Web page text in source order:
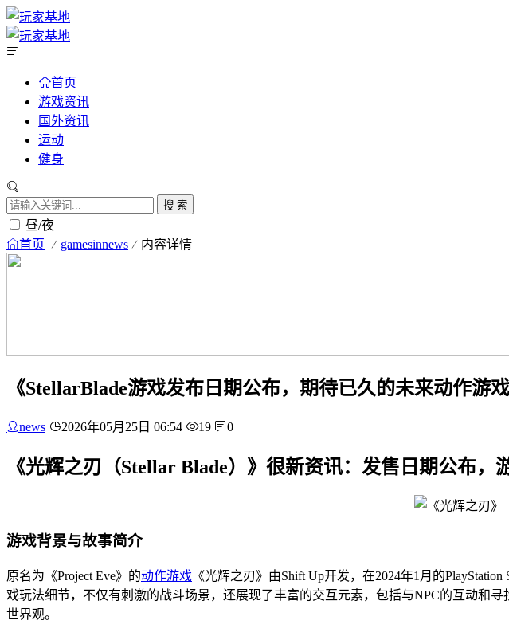
首页
游戏资讯
国外资讯
运动
健身
搜 索
昼/夜
首页 gamesinnews 内容详情
《StellarBlade游戏发布日期公布，期待已久的未来动作游戏
news 2026年05月25日 06:54 19 0
《光辉之刃（Stellar Blade）》很新资讯：发售日期公布，
游戏背景与故事简介
原名为《Project Eve》的动作游戏 《光辉之刃》由Shift Up开发，在2024年1月的
戏玩法细节，不仅有刺激的战斗场景，还展现了丰富的交互元素，包括与NPC的互动和
世界观。